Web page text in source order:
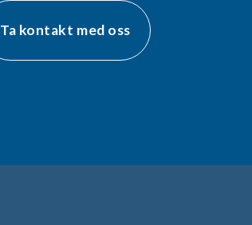
Ta kontakt med oss